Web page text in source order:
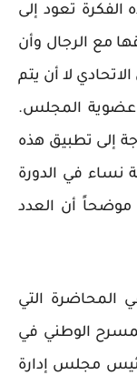
الفكرة تعود إلى
مع الرجال وأن
لا أن يتم
عضوية المجلس.
إلى تطبيق هذه
نساء في الدورة
موضحاً أن العدد
المحاضرة التي
الوطني في
مجلس إدارة